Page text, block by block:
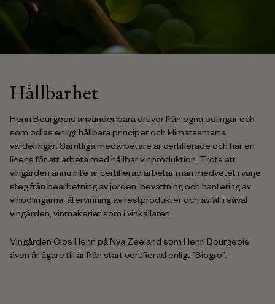
Hållbarhet
Henri Bourgeois använder bara druvor från egna odlingar och
som odlas enligt hållbara principer och klimatssmarta
värderingar. Samtliga medarbetare är certifierade och har en
licens för att arbeta med hållbar vinproduktion. Trots att
vingården ännu inte är certifierad arbetar man medvetet i varje
steg från bearbetning av jorden, bevattning och hantering av
vinodlingarna, återvinning av restprodukter och avfall i såväl
vingården, vinmakeriet som i vinkällaren.
Vingården Clos Henri på Nya Zeeland som Henri Bourgeois
även är ägare till är från start certifierad enligt ”Biogro”.